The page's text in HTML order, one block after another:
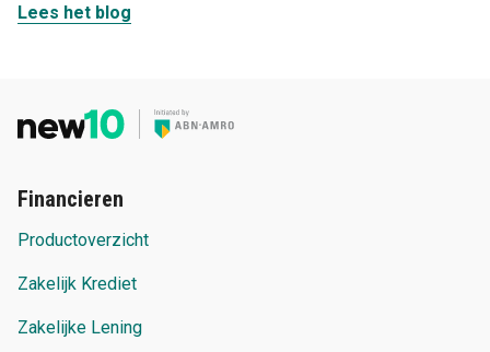
Lees het blog
Financieren
Productoverzicht
Zakelijk Krediet
Zakelijke Lening